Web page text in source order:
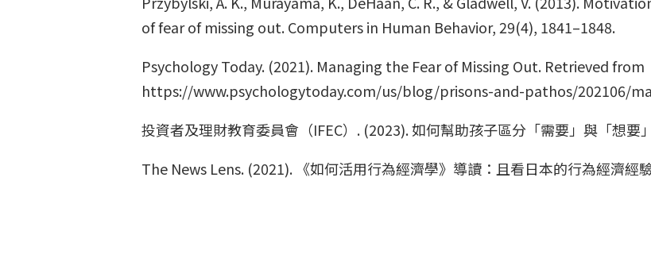
of fear of missing out. Computers in Human Behavior, 29(4), 1841–1848.
Psychology Today. (2021). Managing the Fear of Missing Out. Retrieved from
https://www.psychologytoday.com/us/blog/prisons-and-pathos/202106/
投資者及理財教育委員會（IFEC）. (2023). 如何幫助孩子區分「需要」與「想要
The News Lens. (2021). 《如何活用行為經濟學》導讀：且看日本的行為經濟經